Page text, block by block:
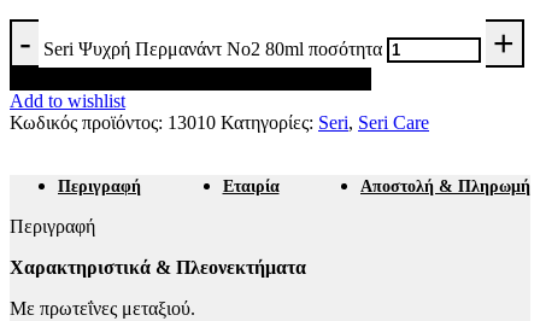
Seri Ψυχρή Περμανάντ No2 80ml ποσότητα
Add to wishlist
Κωδικός προϊόντος: 13010 Κατηγορίες: Seri, Seri Care
Περιγραφή Εταιρία Αποστολή & Πληρωμή
Περιγραφή
Χαρακτηριστικά & Πλεονεκτήματα
Με πρωτεΐνες μεταξιού.